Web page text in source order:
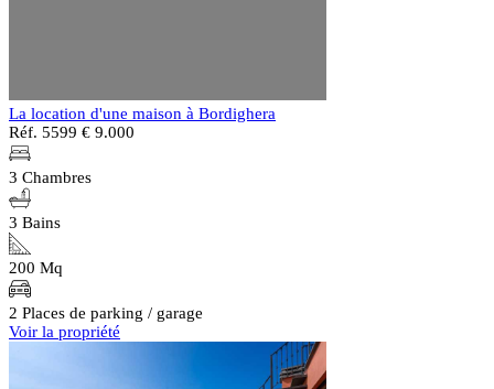
La location d'une maison à Bordighera
Réf. 5599 € 9.000
3 Chambres
3 Bains
200 Mq
2 Places de parking / garage
Voir la propriété